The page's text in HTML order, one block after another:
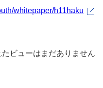
whitepaper/h11haku
ビューはまだありません